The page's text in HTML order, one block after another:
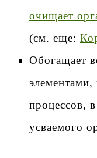
очищает
(см. еще:
Обогащает
процессов,
усваемого